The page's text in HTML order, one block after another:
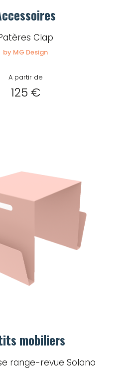
Clap
by MG Design
A partir de
125 €
mobiliers
range-revue Solano